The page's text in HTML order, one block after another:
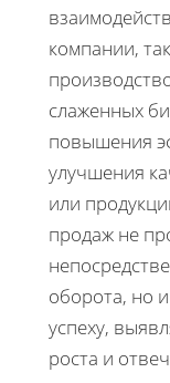
компании,
слаженных
повышения
улучшения
или
продаж не
оборота, но
успеху,
роста и